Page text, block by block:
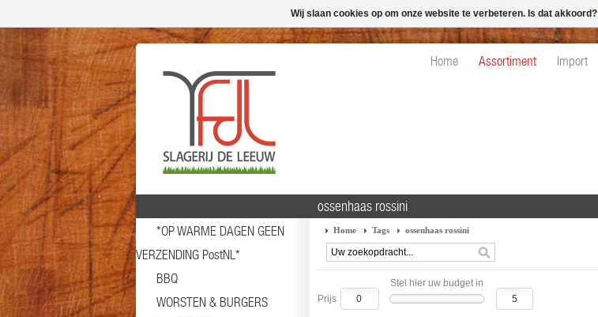
Home Assortiment Import
*OP WARME DAGEN GEEN
VERZENDING PostNL*
BBQ
WORSTEN & BURGERS
ossenhaas rossini
Home Tags ossenhaas rossini
Stel hier uw budget in
Prijs
Wij slaan cookies op om onze website te verbeteren. Is dat akkoord?